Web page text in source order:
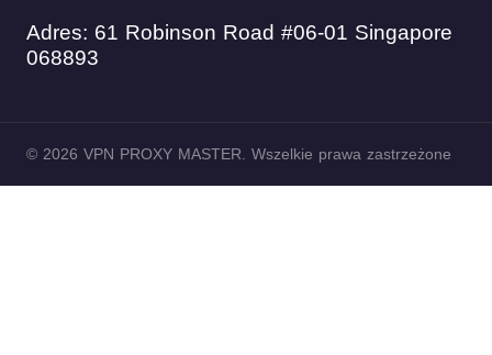
Adres: 61 Robinson Road #06-01 Singapore
068893
© 2026 VPN PROXY MASTER. Wszelkie prawa zastrzeżone